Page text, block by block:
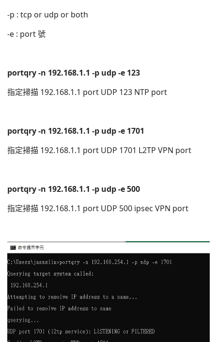
-p : tcp or udp or both
-e : port 號
portqry -n 192.168.1.1 -p udp -e 123
指定掃描 192.168.1.1 port UDP 123 NTP port
portqry -n 192.168.1.1 -p udp -e 1701
指定掃描 192.168.1.1 port UDP 1701 L2TP VPN port
portqry -n 192.168.1.1 -p udp -e 500
指定掃描 192.168.1.1 port UDP 500 ipsec VPN port